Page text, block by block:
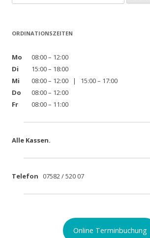
nach:
ORDINATIONSZEITEN
Mo
08:00 – 12:00
Di
15:00 – 18:00
Mi
08:00 – 12:00 | 15:00 – 17:00
Do
08:00 – 12:00
Fr
08:00 – 11:00
Alle Kassen.
Telefon 07582 / 520 07
Online Terminbuchung